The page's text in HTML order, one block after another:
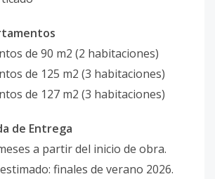
de 90 m2 (2 habitaciones)
de 125 m2 (3 habitaciones)
de 127 m2 (3 habitaciones)
de Entrega
a partir del inicio de obra.
finales de verano 2026.